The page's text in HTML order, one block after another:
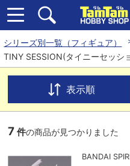
シリーズ別一覧（フィギュア）
TINY SESSION(タイニーセッシ
表示順
7 件の商品が見つかりました
BANDAI